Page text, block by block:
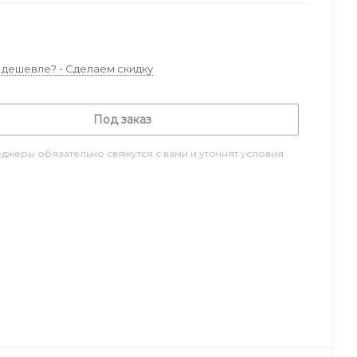
- Сделаем скидку
Под заказ
обязательно свяжутся с вами и уточнят условия